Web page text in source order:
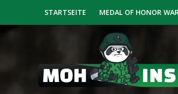
STARTSEITE MEDAL OF HONOR